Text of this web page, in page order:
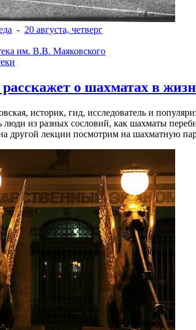
- 20 августа, четверг
им. В.В. Маяковского
о шахматах в
историк, гид, исследователь и
люди из разных сословий, как шахматы
другой лекции посмотрим на шахматную